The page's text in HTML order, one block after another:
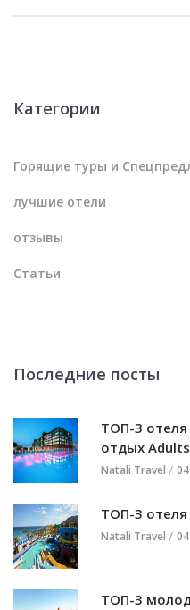
Категории
Горящие туры и
лучшие отели
отзывы
Статьи
Последние посты
ТОП-3
отдых
Natali Travel
ТОП-3 отеля
Natali Travel
ТОП-3